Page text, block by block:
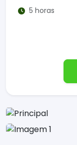
5 horas